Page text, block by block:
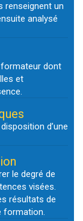
renseignent un
analysé
dont
et
d’une
le degré de
visées.
résultats de
formation.